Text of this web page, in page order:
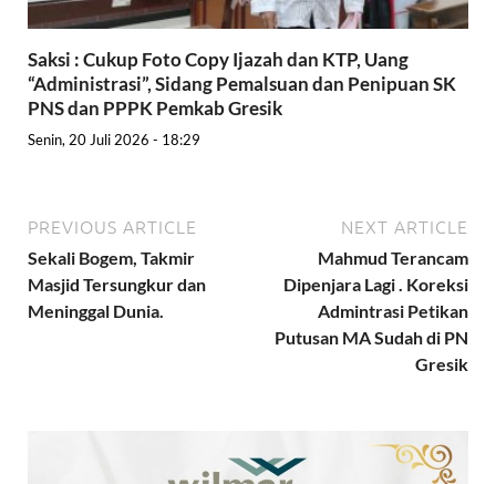
Saksi : Cukup Foto Copy Ijazah dan KTP, Uang
“Administrasi”, Sidang Pemalsuan dan Penipuan SK
PNS dan PPPK Pemkab Gresik
Senin, 20 Juli 2026 - 18:29
PREVIOUS ARTICLE
Sekali Bogem, Takmir
Masjid Tersungkur dan
Meninggal Dunia.
NEXT ARTICLE
Mahmud Terancam
Dipenjara Lagi . Koreksi
Admintrasi Petikan
Putusan MA Sudah di PN
Gresik